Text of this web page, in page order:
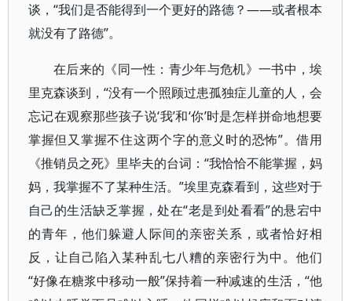
谈，“我们是否能得到一个更好的路德？——或者根本
就没有了路德”。
在后来的《同一性：青少年与危机》一书中，埃
里克森谈到，“没有一个照顾过患孤独症儿童的人，会
忘记在观察那些孩子说‘我’和‘你’时是怎样拼命地想要
掌握但又掌握不住这两个字的意义时的恐怖”。借用
《推销员之死》里毕夫的台词：“我恰恰不能掌握，妈
妈，我掌握不了某种生活。”埃里克森看到，这些对于
自己的生活缺乏掌握，处在“老是到处看看”的悬宕中
的青年，他们躲避人际间的亲密关系，或者恰好相
反，让自己陷入某种乱七八糟的亲密行为中。他们
“好像在糖浆中移动一般”保持着一种减速的生活，“他